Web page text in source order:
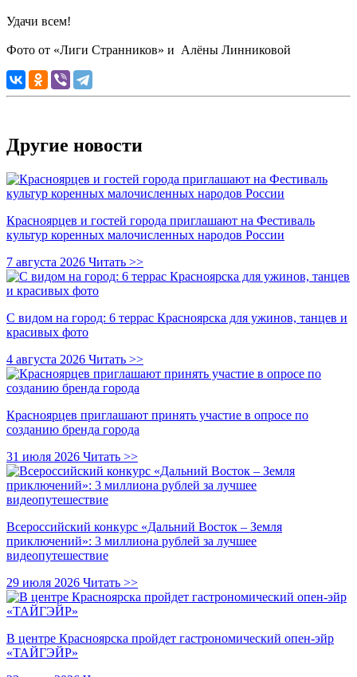
Удачи всем!
Фото от «Лиги Странников» и Алёны Линниковой
Другие новости
Красноярцев и гостей города приглашают на Фестиваль
культур коренных малочисленных народов России
7 августа 2026 Читать >>
С видом на город: 6 террас Красноярска для ужинов, танцев и
красивых фото
4 августа 2026 Читать >>
Красноярцев приглашают принять участие в опросе по
созданию бренда города
31 июля 2026 Читать >>
Всероссийский конкурс «Дальний Восток – Земля
приключений»: 3 миллиона рублей за лучшее
видеопутешествие
29 июля 2026 Читать >>
В центре Красноярска пройдет гастрономический опен-эйр
«ТАЙГЭЙР»